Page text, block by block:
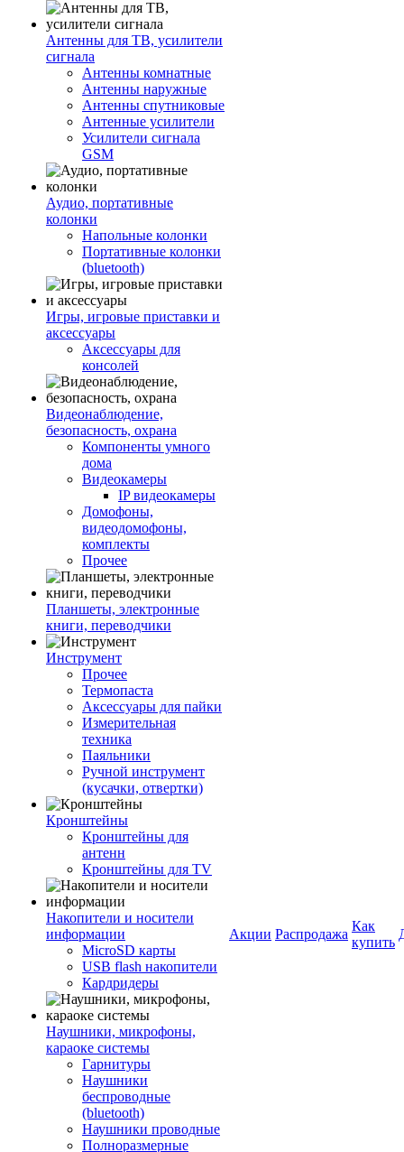
Антенны для ТВ, усилители
сигнала
Антенны комнатные
Антенны наружные
Антенны спутниковые
Антенные усилители
Усилители сигнала
GSM
Аудио, портативные
колонки
Напольные колонки
Портативные колонки
(bluetooth)
Игры, игровые приставки и
аксессуары
Аксессуары для
консолей
Видеонаблюдение,
безопасность, охрана
Компоненты умного
дома
Видеокамеры
IP видеокамеры
Домофоны,
видеодомофоны,
комплекты
Прочее
Планшеты, электронные
книги, переводчики
Инструмент
Прочее
Термопаста
Аксессуары для пайки
Измерительная
техника
Паяльники
Ручной инструмент
(кусачки, отвертки)
Кронштейны
Кронштейны для
антенн
Кронштейны для TV
Накопители и носители
информации
MicroSD карты
USB flash накопители
Кардридеры
Наушники, микрофоны,
караоке системы
Гарнитуры
Наушники
беспроводные
(bluetooth)
Наушники проводные
Полноразмерные
Акции Распродажа
Как
купить